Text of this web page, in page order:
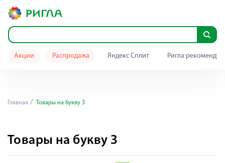
Акции Распродажа Яндекс Сплит Ригла
Главная Товары на букву З
Товары на букву З